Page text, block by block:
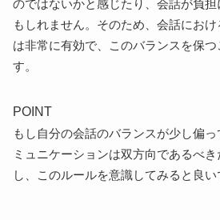
のではないかと感じたり、会話が負
もしれません。そのため、会話におけ
は非常に有効で、このバランスを保
す。
POINT
もし自分の会話のバランスが少し偏
ミュニケーションは双方向であるべ
し、このルールを意識してみると良い